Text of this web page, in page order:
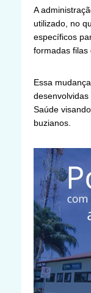
A
utilizado, no
específicos
formadas filas
Essa
Saúde
buzianos.